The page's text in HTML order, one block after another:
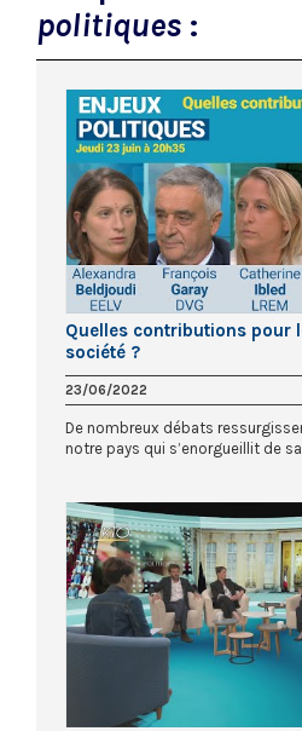
politiques :
Quelles contributions pour
société ?
23/06/2022
De nombreux débats
notre pays qui s’enorgueillit de